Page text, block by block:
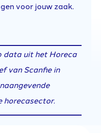
voor jouw zaak.
data uit het Horeca
van Scanfie in
horecasector.